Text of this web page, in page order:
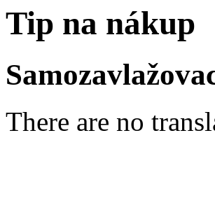
Tip na nákup
There are no